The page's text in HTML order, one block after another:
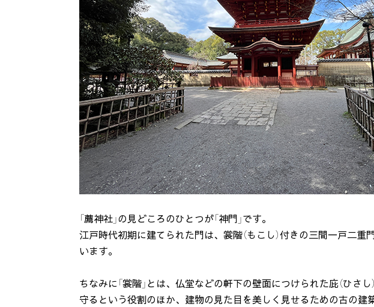
「薦神社」の見どころのひとつが「神門」です。
江戸時代初期に建てられた門は、裳階（もこし）付きの三間一戸二
います。
ちなみに「裳階」とは、仏堂などの軒下の壁面につけられた庇（ひさ
守るという役割のほか、建物の見た目を美しく見せるための古の建